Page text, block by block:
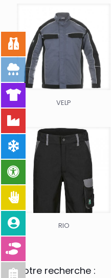
VELP
RIO
Votre recherche :